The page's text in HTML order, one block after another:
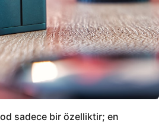
sadece bir özelliktir; en